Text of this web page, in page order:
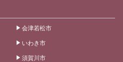
会津若松市
いわき市
須賀川市